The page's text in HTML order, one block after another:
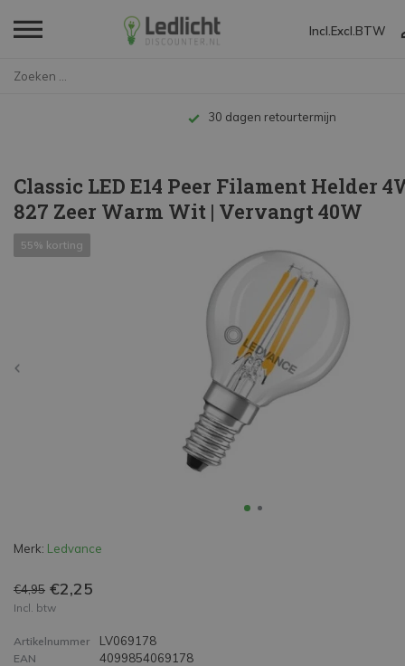
Incl. Excl. BTW
Tot 10 jaar garantie
Classic LED E14 Peer Filament Helder
827 Zeer Warm Wit | Vervangt 40W
55% korting
Merk: Ledvance
€4,95 €2,25
Incl. btw
Artikelnummer LV069178
EAN 4099854069178